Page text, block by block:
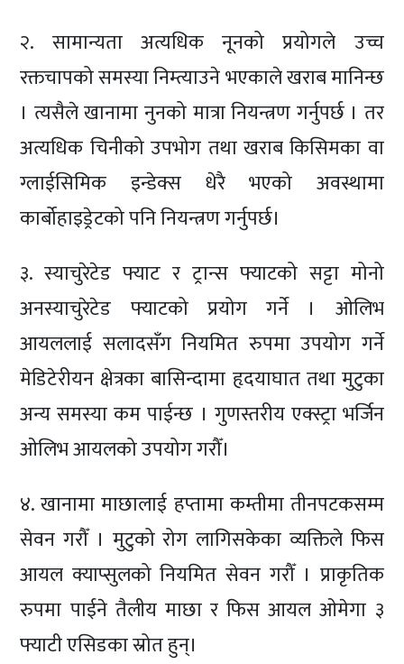
२. सामान्यता अत्यधिक नूनको प्रयोगले उच्च
रक्तचापको समस्या निम्त्याउने भएकाले खराब मानिन्छ
। त्यसैले खानामा नुनको मात्रा नियन्त्रण गर्नुपर्छ । तर
अत्यधिक चिनीको उपभोग तथा खराब किसिमका वा
ग्लाईसिमिक इन्डेक्स धेरै भएको अवस्थामा
कार्बोहाइड्रेटको पनि नियन्त्रण गर्नुपर्छ।
३. स्याचुरेटेड फ्याट र ट्रान्स फ्याटको सट्टा मोनो
अनस्याचुरेटेड फ्याटको प्रयोग गर्ने । ओलिभ
आयललाई सलादसँग नियमित रुपमा उपयोग गर्ने
मेडिटेरीयन क्षेत्रका बासिन्दामा हृदयाघात तथा मुटुका
अन्य समस्या कम पाईन्छ । गुणस्तरीय एक्स्ट्रा भर्जिन
ओलिभ आयलको उपयोग गरौँ।
४. खानामा माछालाई हप्तामा कम्तीमा तीनपटकसम्म
सेवन गरौँ । मुटुको रोग लागिसकेका व्यक्तिले फिस
आयल क्याप्सुलको नियमित सेवन गरौँ । प्राकृतिक
रुपमा पाईने तैलीय माछा र फिस आयल ओमेगा ३
फ्याटी एसिडका स्रोत हुन्।